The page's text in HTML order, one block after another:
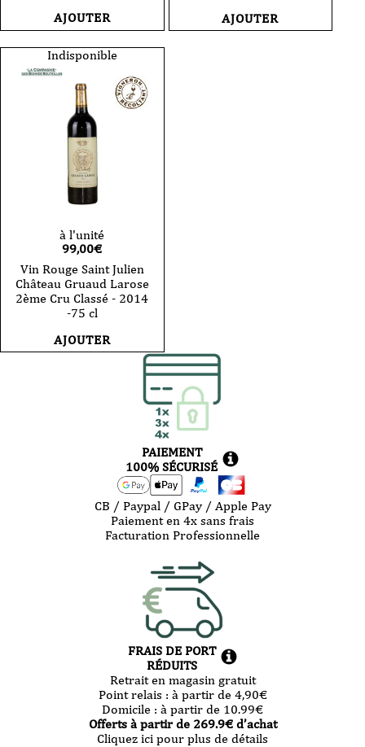
AJOUTER
AJOUTER
Indisponible
à l'unité
99,00€
Vin Rouge Saint Julien
Château Gruaud Larose
2ème Cru Classé - 2014
-75 cl
AJOUTER
PAIEMENT
100% SÉCURISÉ
CB / Paypal / GPay / Apple Pay
Paiement en 4x sans frais
Facturation Professionnelle
FRAIS DE PORT
RÉDUITS
Retrait en magasin gratuit
Point relais : à partir de 4,90€
Domicile : à partir de 10.99€
Offerts à partir de 269.9€ d’achat
Cliquez ici pour plus de détails